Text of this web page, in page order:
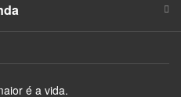
é a vida.